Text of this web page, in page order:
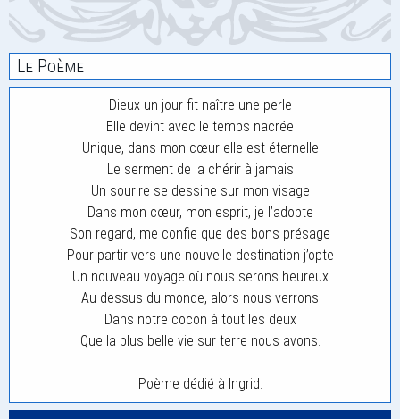
Le Poème
Dieux un jour fit naître une perle
Elle devint avec le temps nacrée
Unique, dans mon cœur elle est éternelle
Le serment de la chérir à jamais
Un sourire se dessine sur mon visage
Dans mon cœur, mon esprit, je l’adopte
Son regard, me confie que des bons présage
Pour partir vers une nouvelle destination j’opte
Un nouveau voyage où nous serons heureux
Au dessus du monde, alors nous verrons
Dans notre cocon à tout les deux
Que la plus belle vie sur terre nous avons.
Poème dédié à Ingrid.